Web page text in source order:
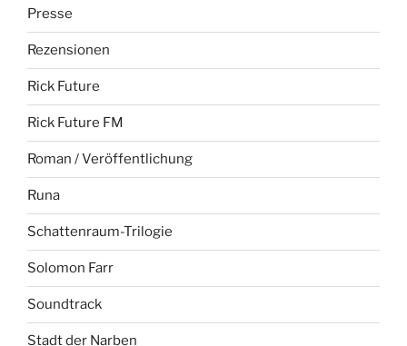
Presse
Rezensionen
Rick Future
Rick Future FM
Roman / Veröffentlichung
Runa
Schattenraum-Trilogie
Solomon Farr
Soundtrack
Stadt der Narben